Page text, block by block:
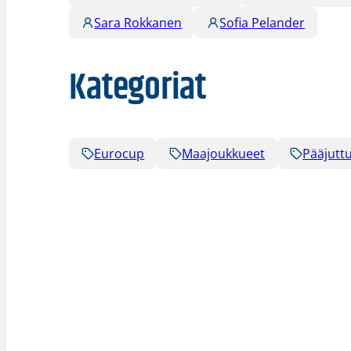
Sara Rokkanen
Sofia Pelander
Kategoriat
Eurocup Maajoukkueet Pääjuttu